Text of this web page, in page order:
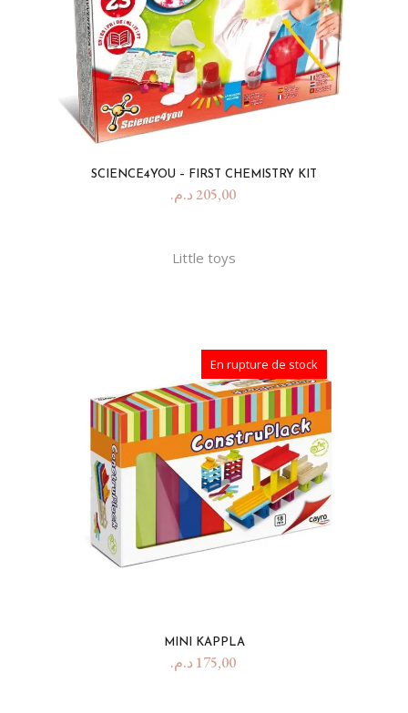
SCIENCE4YOU – FIRST CHEMISTRY KIT
205,00د.م.
Little toys
En rupture de stock
MINI KAPPLA
175,00 د.م.